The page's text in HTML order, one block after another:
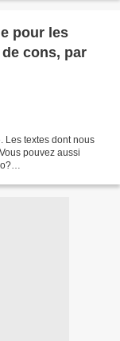
pour les
cons, par
Les textes dont nous
pouvez aussi